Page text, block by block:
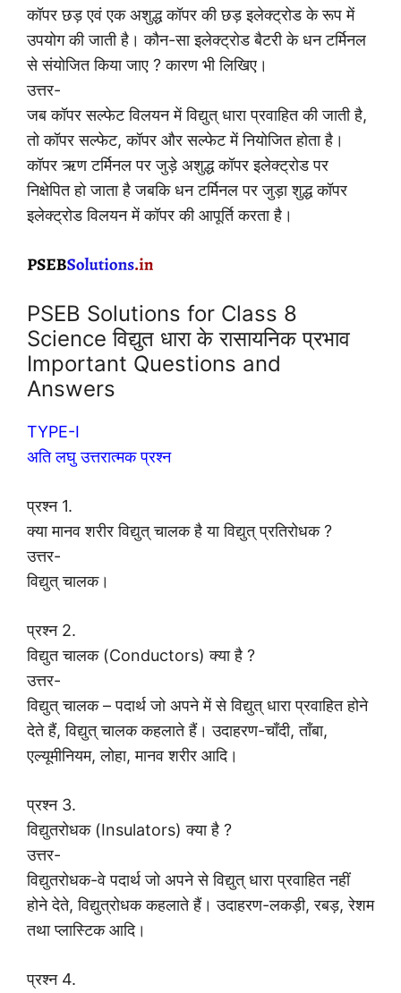
कॉपर छड़ एवं एक अशुद्ध कॉपर की छड़ इलेक्ट्रोड के रूप में
उपयोग की जाती है। कौन-सा इलेक्ट्रोड बैटरी के धन टर्मिनल
से संयोजित किया जाए ? कारण भी लिखिए।
उत्तर-
जब कॉपर सल्फेट विलयन में विद्युत् धारा प्रवाहित की जाती है,
तो कॉपर सल्फेट, कॉपर और सल्फेट में नियोजित होता है।
कॉपर ऋण टर्मिनल पर जुड़े अशुद्ध कॉपर इलेक्ट्रोड पर
निक्षेपित हो जाता है जबकि धन टर्मिनल पर जुड़ा शुद्ध कॉपर
इलेक्ट्रोड विलयन में कॉपर की आपूर्ति करता है।
PSEB Solutions for Class 8
Science विद्युत धारा के रासायनिक प्रभाव
Important Questions and
Answers
TYPE-I
अति लघु उत्तरात्मक प्रश्न
प्रश्न 1.
क्या मानव शरीर विद्युत् चालक है या विद्युत् प्रतिरोधक ?
उत्तर-
विद्युत् चालक।
प्रश्न 2.
विद्युत चालक (Conductors) क्या है ?
उत्तर-
विद्युत् चालक – पदार्थ जो अपने में से विद्युत् धारा प्रवाहित होने
देते हैं, विद्युत् चालक कहलाते हैं। उदाहरण-चाँदी, ताँबा,
एल्यूमीनियम, लोहा, मानव शरीर आदि।
प्रश्न 3.
विद्युतरोधक (Insulators) क्या है ?
उत्तर-
विद्युतरोधक-वे पदार्थ जो अपने से विद्युत् धारा प्रवाहित नहीं
होने देते, विद्युत्रोधक कहलाते हैं। उदाहरण-लकड़ी, रबड़, रेशम
तथा प्लास्टिक आदि।
प्रश्न 4.